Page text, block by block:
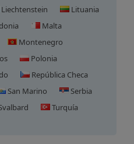
Liechtenstein
Lituania
Malta
Montenegro
Polonia
República Checa
San Marino
Serbia
Turquía
en